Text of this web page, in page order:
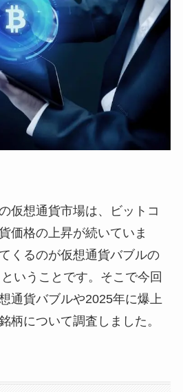
仮想通貨市場は、ビットコ
価格の上昇が続いていま
くるのが仮想通貨バブルの
いうことです。そこで今回
通貨バブルや2025年に爆上
柄について調査しました。